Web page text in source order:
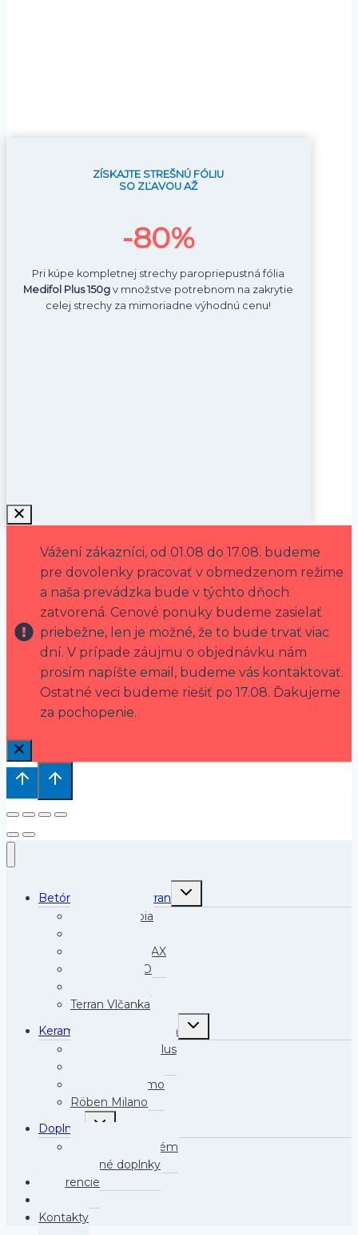
ZÍSKAJTE STREŠNÚ FÓLIU
SO ZĽAVOU AŽ
-80%
Pri kúpe kompletnej strechy paropriepustná fólia
Medifol Plus 150g v množstve potrebnom na zakrytie
celej strechy za mimoriadne výhodnú cenu!
Vážení zákazníci, od 01.08 do 17.08. budeme
pre dovolenky pracovať v obmedzenom režime
a naša prevádzka bude v týchto dňoch
zatvorená. Cenové ponuky budeme zasielať
priebežne, len je možné, že to bude trvať viac
dní. V prípade záujmu o objednávku nám
prosím napíšte email, budeme vás kontaktovať.
Ostatné veci budeme riešiť po 17.08. Ďakujeme
za pochopenie.
Betónová krytina Terran
Toggle
Terran Danubia
Terran Zenit MAX
Terran COPPO
Terran Vlčanka
Keramická krytina Röben
Toggle
Röben Monza Plus
Röben Bergamo
Röben Milano
Doplnky
Toggle
Odkvapový systém
Strešné doplnky
Referencie
Kontakty